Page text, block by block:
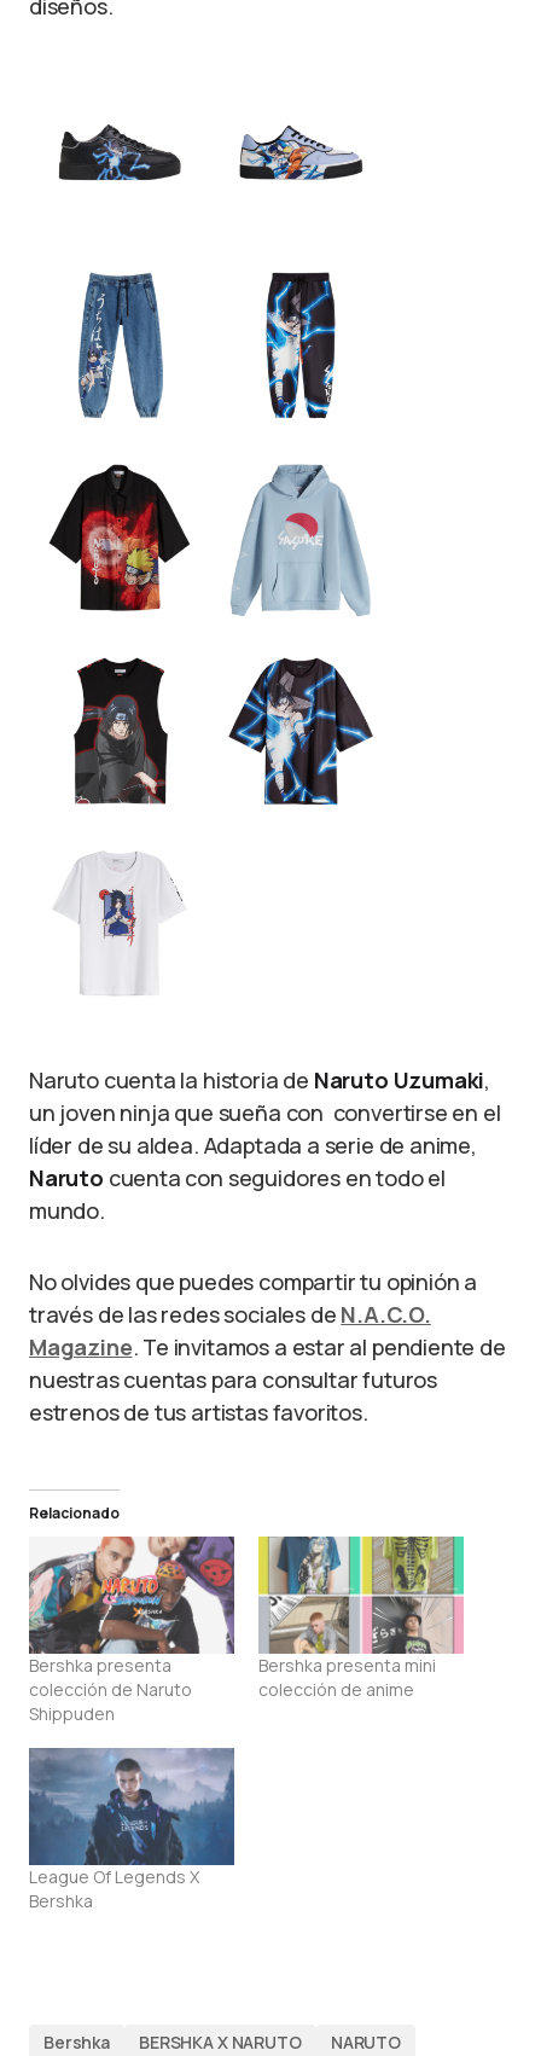
diseños.
Naruto cuenta la historia de Naruto Uzumaki,
un joven ninja que sueña con convertirse en el
líder de su aldea. Adaptada a serie de anime,
Naruto cuenta con seguidores en todo el
mundo.
No olvides que puedes compartir tu opinión a
través de las redes sociales de N.A.C.O.
Magazine. Te invitamos a estar al pendiente de
nuestras cuentas para consultar futuros
estrenos de tus artistas favoritos.
Relacionado
Bershka presenta
colección de Naruto
Shippuden
Bershka presenta mini
colección de anime
League Of Legends X
Bershka
Bershka BERSHKA X NARUTO NARUTO